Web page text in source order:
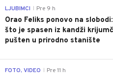
LJUBIMCI Pre 9 h
Orao Feliks ponovo na
što je spasen iz kandži
pušten u prirodno stanište
FOTO, VIDEO Pre 11 h